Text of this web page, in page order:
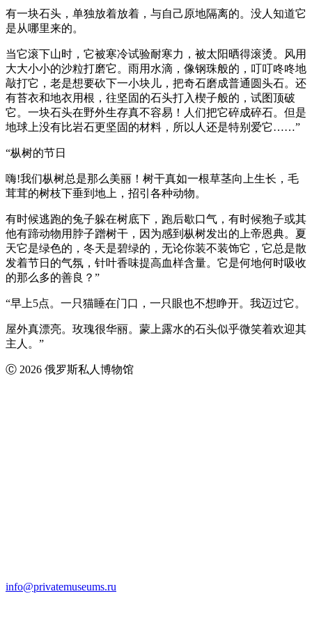
有一块石头，单独放着放着，与自己原地隔离的。没人知道它
是从哪里来的。
当它滚下山时，它被寒冷试验耐寒力，被太阳晒得滚烫。风用
大大小小的沙粒打磨它。雨用水滴，像钢珠般的，叮叮咚咚地
敲打它，老是想要砍下一小块儿，把奇石磨成普通圆头石。还
有苔衣和地衣用根，往坚固的石头打入楔子般的，试图顶破
它。一块石头在野外生存真不容易！人们把它碎成碎石。但是
地球上没有比岩石更坚固的材料，所以人还是特别爱它……”
“枞树的节日
嗨!我们枞树总是那么美丽！树干真如一根草茎向上生长，毛
茸茸的树枝下垂到地上，招引各种动物。
有时候逃跑的兔子躲在树底下，跑后歇口气，有时候狍子或其
他有蹄动物用脖子蹭树干，因为感到枞树发出的上帝恩典。夏
天它是绿色的，冬天是碧绿的，无论你装不装饰它，它总是散
发着节日的气氛，针叶香味提高血样含量。它是何地何时吸收
的那么多的善良？”
“早上5点。一只猫睡在门口，一只眼也不想睁开。我迈过它。
屋外真漂亮。玫瑰很华丽。蒙上露水的石头似乎微笑着欢迎其
主人。”
Ⓒ 2026 俄罗斯私人博物馆
info@privatemuseums.ru